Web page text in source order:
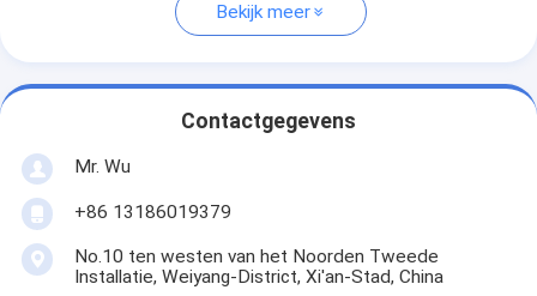
Bekijk meer
Contactgegevens
Mr. Wu
+86 13186019379
No.10 ten westen van het Noorden Tweede
Installatie, Weiyang-District, Xi'an-Stad, China